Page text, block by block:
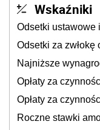
Wskaźniki
Odsetki ustawowe
Odsetki za zwłokę
Najniższe
Opłaty za
Opłaty za
Roczne stawki